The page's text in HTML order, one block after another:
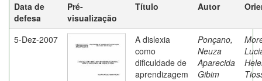
Data de
defesa
Pré-
visualização
Título Autor
5-Dez-2007
A dislexia
como
dificuldade de
aprendizagem
Ponçano,
Neuza
Aparecida
Gibim